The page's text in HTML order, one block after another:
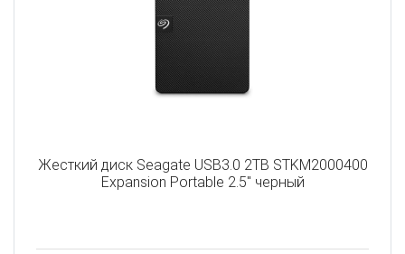
Жесткий диск Seagate USB3.0 2TB STKM2000400
Expansion Portable 2.5" черный